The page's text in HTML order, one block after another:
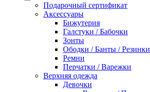
Подарочный сертификат
Аксессуары
Бижутерия
Галстуки / Бабочки
Зонты
Ободки / Банты / Резинки
Ремни
Перчатки / Варежки
Верхняя одежда
Девочки